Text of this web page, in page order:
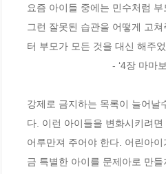
요즘 아이들 중에는 민수처럼
그런 잘못된 습관을 어떻게 고
터 부모가 모든 것을 대신
강제로 금지하는 목록이 늘어날
다. 이런 아이들을 변화시키려
어루만져 주어야 한다. 어린아
금 특별한 아이를 문제아로 만들